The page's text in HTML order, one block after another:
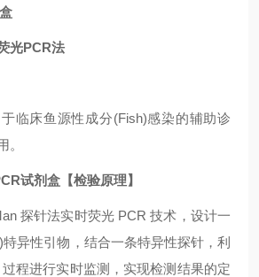
光PCR法
临床鱼源性成分(Fish)感染的辅助诊
。
试剂盒【检验原理】
探针法实时荧光 PCR 技术，设计一
异性引物，结合一条特异性探针，利
程进行实时监测，实现检测结果的定